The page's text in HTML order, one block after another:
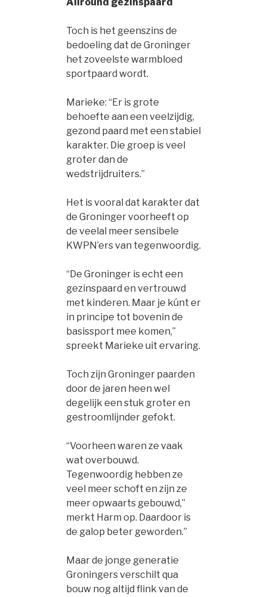
Toch is het geenszins de
bedoeling dat de Groninger
het zoveelste warmbloed
sportpaard wordt.
Marieke: “Er is grote
behoefte aan een veelzijdig,
gezond paard met een stabiel
karakter. Die groep is veel
groter dan de
wedstrijdruiters.”
Het is vooral dat karakter dat
de Groninger voorheeft op
de veelal meer sensibele
KWPN’ers van tegenwoordig.
“De Groninger is echt een
gezinspaard en vertrouwd
met kinderen. Maar je kúnt er
in principe tot bovenin de
basissport mee komen,”
spreekt Marieke uit ervaring.
Toch zijn Groninger paarden
door de jaren heen wel
degelijk een stuk groter en
gestroomlijnder gefokt.
“Voorheen waren ze vaak
wat overbouwd.
Tegenwoordig hebben ze
veel meer schoft en zijn ze
meer opwaarts gebouwd,”
merkt Harm op. Daardoor is
de galop beter geworden.”
Maar de jonge generatie
Groningers verschilt qua
bouw nog altijd flink van de